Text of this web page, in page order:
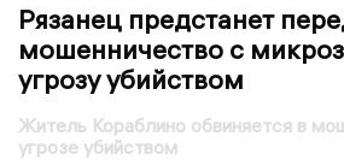
Рязанец предстанет
мошенничество с
угрозу убийством
Житель Кораблино обвиняется в
угрозе убийством